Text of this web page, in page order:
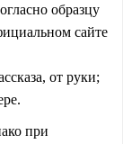
образцу
сайте
от руки;
при